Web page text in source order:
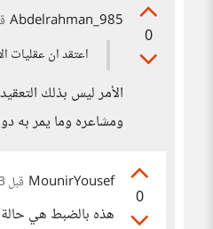
0
Abdelrahman_985
اعتقد ان عقليات
الأمر ليس بذلك
ومشاعره وما يمر به
0
MounirYousef قبل 3 أشهر
هذه بالضبط هي حالة